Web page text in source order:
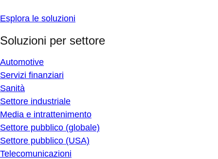
Esplora le soluzioni
Soluzioni per settore
Automotive
Servizi finanziari
Sanità
Settore industriale
Media e intrattenimento
Settore pubblico (globale)
Settore pubblico (USA)
Telecomunicazioni